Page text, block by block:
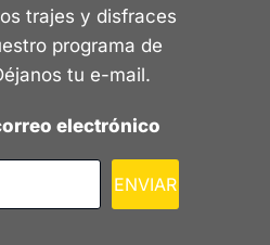
trajes y disfraces
programa de
tu e-mail.
electrónico
ENVIAR